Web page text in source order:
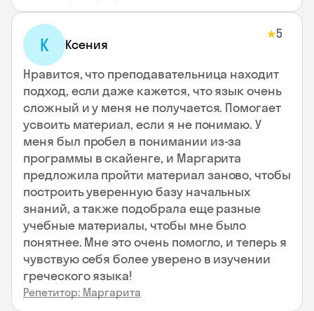
К Ксения
★5
Нравится, что преподавательница находит
подход, если даже кажется, что язык очень
сложный и у меня не получается. Помогает
усвоить материал, если я не понимаю. У
меня был пробел в понимании из-за
программы в скайенге, и Маргарита
предложила пройти материал заново, чтобы
построить уверенную базу начальных
знаний, а также подобрала еще разные
учебные материалы, чтобы мне было
понятнее. Мне это очень помогло, и теперь я
чувствую себя более уверено в изучении
греческого языка!
Репетитор: Маргарита